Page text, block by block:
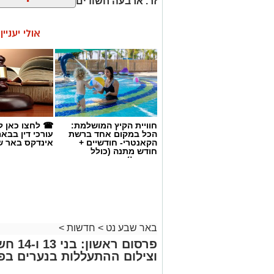
קרדיט: משטרת ישראל
שוטרי המחוז הדרומי
מג"ב ממשיכים להנחית
אולי
חוויית הקיץ המושלמת:
הכל במקום אחד ברשת
הקאנטרי- חודשיים +
חודש מתנה (כולל
החגים!)
☎ לחצו כאן
עורכי דין
אינדקס באר
באר שבע נט > חדשות >
וצילום ההתעללות בנערים